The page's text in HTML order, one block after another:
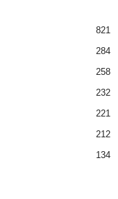
821
284
258
232
221
212
134